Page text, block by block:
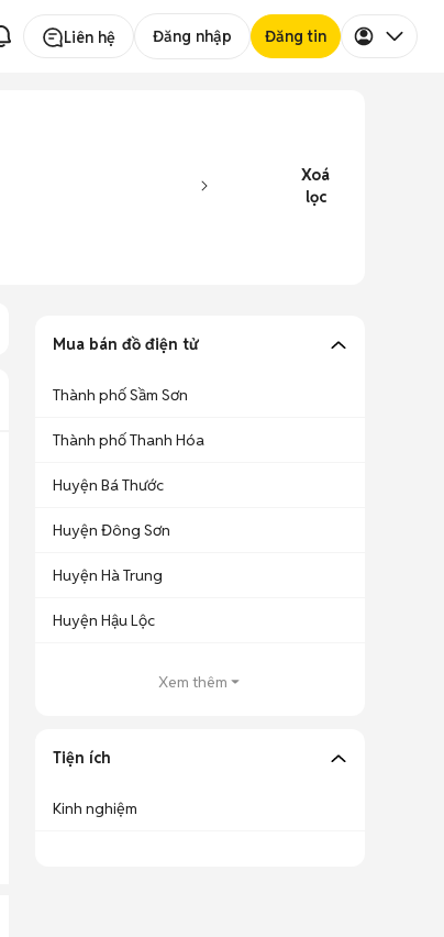
Liên hệ Đăng nhập Đăng tin
Xoá
lọc
Mua bán đồ điện tử
Thành phố Sầm Sơn
Thành phố Thanh Hóa
Huyện Bá Thước
Huyện Đông Sơn
Huyện Hà Trung
Huyện Hậu Lộc
Xem thêm
Tiện ích
Kinh nghiệm